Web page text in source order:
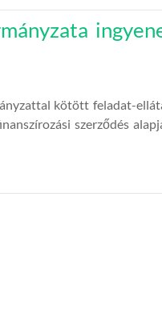
kötött feladat-
szerződés